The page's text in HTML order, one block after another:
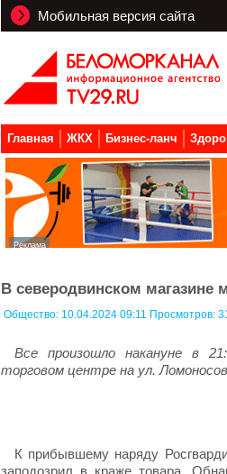
Мобильная версия сайта
Главная ЖКХ Бизнес-ланч
В северодвинском магазине
Общество: 10.04.2024 09:11 Просмотров:
Все произошло накануне в
торговом центре на ул.
К прибывшему наряду
заподозрил в краже товара.